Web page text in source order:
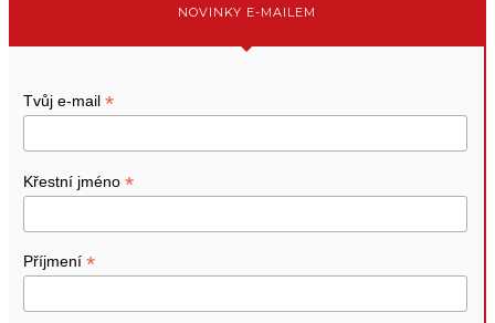
NOVINKY E-MAILEM
Tvůj e-mail *
Křestní jméno *
Příjmení *